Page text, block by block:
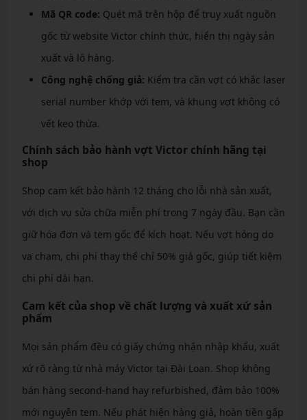
Mã QR code: Quét mã trên hộp để truy xuất nguồn
gốc từ website Victor chính thức, hiển thị ngày sản
xuất và lô hàng.
Công nghệ chống giả: Kiểm tra cần vợt có khắc laser
serial number khớp với tem, và khung vợt không có
vết keo thừa.
Chính sách bảo hành vợt Victor chính hãng tại
shop
Shop cam kết bảo hành 12 tháng cho lỗi nhà sản xuất,
với dịch vụ sửa chữa miễn phí trong 7 ngày đầu. Bạn cần
giữ hóa đơn và tem gốc để kích hoạt. Nếu vợt hỏng do
va chạm, chi phí thay thế chỉ 50% giá gốc, giúp tiết kiệm
chi phí dài hạn.
Cam kết của shop về chất lượng và xuất xứ sản
phẩm
Mọi sản phẩm đều có giấy chứng nhận nhập khẩu, xuất
xứ rõ ràng từ nhà máy Victor tại Đài Loan. Shop không
bán hàng second-hand hay refurbished, đảm bảo 100%
mới nguyên tem. Nếu phát hiện hàng giả, hoàn tiền gấp